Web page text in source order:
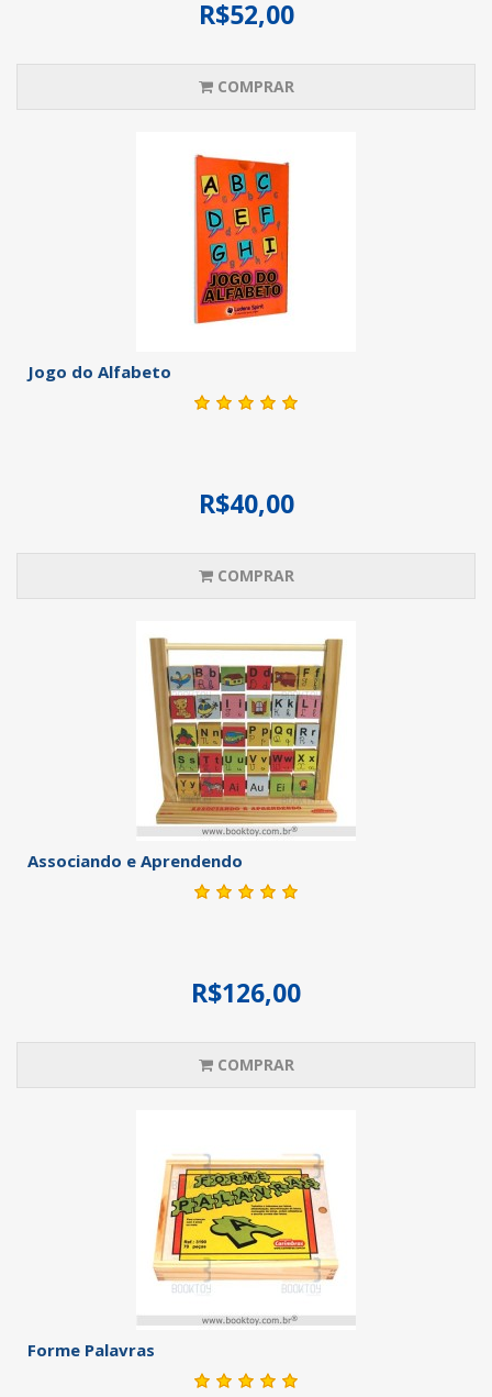
R$52,00
COMPRAR
Jogo do Alfabeto
R$40,00
COMPRAR
Associando e Aprendendo
R$126,00
COMPRAR
Forme Palavras